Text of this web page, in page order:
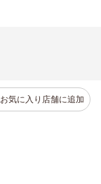
お気に入り店舗に追加